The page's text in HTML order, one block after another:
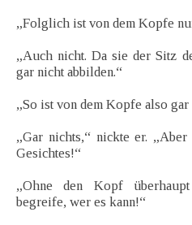
„Folglich ist von dem Kopfe
„Auch nicht. Da sie der Sitz
gar nicht abbilden.“
„So ist von dem Kopfe also gar
„Gar nichts,“ nickte er.
Gesichtes!“
„Ohne den Kopf
begreife, wer es kann!“